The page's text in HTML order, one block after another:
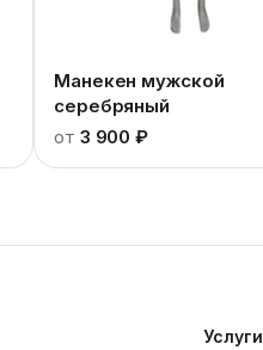
Манекен мужской
серебряный
от 3 900 ₽
Услуги